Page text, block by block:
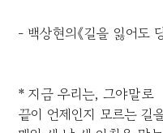
- 백상현의《길을 잃어도
* 지금 우리는, 그야말로
끝이 언제인지 모르는 길